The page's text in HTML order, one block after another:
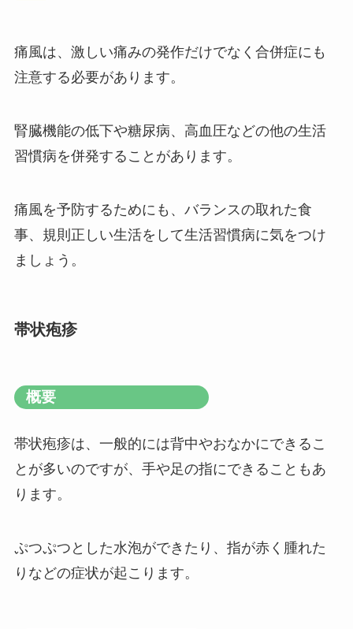
痛風は、激しい痛みの発作だけでなく合併症にも
注意する必要があります。
腎臓機能の低下や糖尿病、高血圧などの他の生活
習慣病を併発することがあります。
痛風を予防するためにも、バランスの取れた食
事、規則正しい生活をして生活習慣病に気をつけ
ましょう。
帯状疱疹
概要
帯状疱疹は、一般的には背中やおなかにできるこ
とが多いのですが、手や足の指にできることもあ
ります。
ぷつぷつとした水泡ができたり、指が赤く腫れた
りなどの症状が起こります。